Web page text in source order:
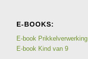
E-BOOKS:
E-book Prikkelverwerking
E-book Kind van 9